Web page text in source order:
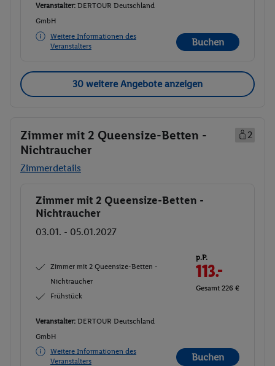
Veranstalter: DERTOUR Deutschland
GmbH
Weitere Informationen des
Veranstalters
Buchen
30 weitere Angebote anzeigen
Zimmer mit 2 Queensize-Betten -
Nichtraucher
2
Zimmerdetails
Buchen
Zimmer mit 2 Queensize-Betten -
Nichtraucher
03.01. - 05.01.2027
Zimmer mit 2 Queensize-Betten -
Nichtraucher
Frühstück
p.P.
113.-
Gesamt 226 €
Veranstalter: DERTOUR Deutschland
GmbH
Weitere Informationen des
Veranstalters
Buchen